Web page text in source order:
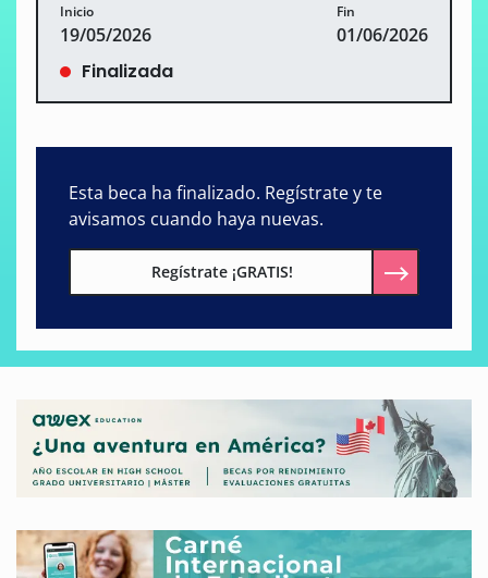
Inicio
19/05/2026
Fin
01/06/2026
Finalizada
Esta beca ha finalizado. Regístrate y te
avisamos cuando haya nuevas.
Regístrate ¡GRATIS!